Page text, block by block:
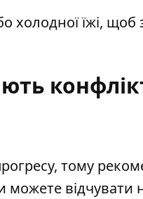
холодної їжі, щоб
тому
відчувати